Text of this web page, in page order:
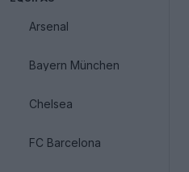
Arsenal
Bayern München
Chelsea
FC Barcelona